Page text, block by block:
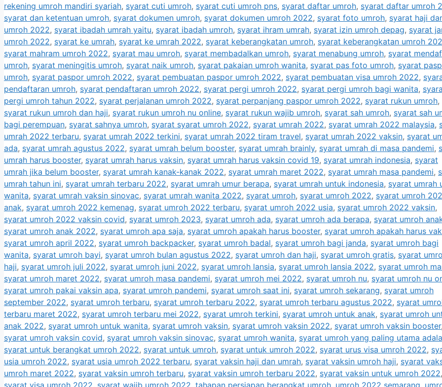
rekening umroh mandiri syariah, syarat cuti umroh, syarat cuti umroh pns, syarat daftar umroh, syarat daftar umroh
syarat dan ketentuan umroh, syarat dokumen umroh, syarat dokumen umroh 2022, syarat foto umroh, syarat haji
umroh 2022, syarat ibadah umrah yaitu, syarat ibadah umroh, syarat ihram umrah, syarat izin umroh depag, syarat
umroh 2022, syarat ke umrah, syarat ke umrah 2022, syarat keberangkatan umroh, syarat keberangkatan umroh
syarat mahram umroh 2022, syarat mau umroh, syarat membadalkan umroh, syarat menabung umroh, syarat
umroh, syarat meningitis umroh, syarat naik umroh, syarat pakaian umroh wanita, syarat pas foto umroh, syarat
umroh, syarat paspor umroh 2022, syarat pembuatan paspor umroh 2022, syarat pembuatan visa umroh 2022,
pendaftaran umroh, syarat pendaftaran umroh 2022, syarat pergi umroh 2022, syarat pergi umroh bagi wanita,
pergi umroh tahun 2022, syarat perjalanan umroh 2022, syarat perpanjang paspor umroh 2022, syarat rukun umroh,
syarat rukun umroh dan haji, syarat rukun umroh nu online, syarat rukun wajib umroh, syarat sah umroh, syarat sah
bagi perempuan, syarat sahnya umroh, syarat syarat umroh 2022, syarat umrah 2022, syarat umrah 2022 malaysia,
umrah 2022 terbaru, syarat umrah 2022 terkini, syarat umrah 2022 tiram travel, syarat umrah 2022 vaksin, syarat
ada, syarat umrah agustus 2022, syarat umrah belum booster, syarat umrah brainly, syarat umrah di masa pandemi,
umrah harus booster, syarat umrah harus vaksin, syarat umrah harus vaksin covid 19, syarat umrah indonesia, syarat
umrah jika belum booster, syarat umrah kanak-kanak 2022, syarat umrah maret 2022, syarat umrah masa pandemi,
umrah tahun ini, syarat umrah terbaru 2022, syarat umrah umur berapa, syarat umrah untuk indonesia, syarat umrah
wanita, syarat umrah vaksin sinovac, syarat umrah wanita 2022, syarat umroh, syarat umroh 2022, syarat umroh
anak, syarat umroh 2022 kemenag, syarat umroh 2022 terbaru, syarat umroh 2022 usia, syarat umroh 2022 vaksin,
syarat umroh 2022 vaksin covid, syarat umroh 2023, syarat umroh ada, syarat umroh ada berapa, syarat umroh
syarat umroh anak 2022, syarat umroh apa saja, syarat umroh apakah harus booster, syarat umroh apakah harus
syarat umroh april 2022, syarat umroh backpacker, syarat umroh badal, syarat umroh bagi janda, syarat umroh bagi
wanita, syarat umroh bayi, syarat umroh bulan agustus 2022, syarat umroh dan haji, syarat umroh gratis, syarat
haji, syarat umroh juli 2022, syarat umroh juni 2022, syarat umroh lansia, syarat umroh lansia 2022, syarat umroh
syarat umroh maret 2022, syarat umroh masa pandemi, syarat umroh mei 2022, syarat umroh nu, syarat umroh nu
syarat umroh pakai vaksin apa, syarat umroh pandemi, syarat umroh saat ini, syarat umroh sekarang, syarat umroh
september 2022, syarat umroh terbaru, syarat umroh terbaru 2022, syarat umroh terbaru agustus 2022, syarat
terbaru maret 2022, syarat umroh terbaru mei 2022, syarat umroh terkini, syarat umroh untuk anak, syarat umroh
anak 2022, syarat umroh untuk wanita, syarat umroh vaksin, syarat umroh vaksin 2022, syarat umroh vaksin booster,
syarat umroh vaksin covid, syarat umroh vaksin sinovac, syarat umroh wanita, syarat umroh yang paling utama
syarat untuk berangkat umroh 2022, syarat untuk umroh, syarat untuk umroh 2022, syarat urus visa umroh 2022,
usia umroh 2022, syarat usia umroh 2022 terbaru, syarat vaksin haji dan umrah, syarat vaksin umroh haji, syarat
umroh maret 2022, syarat vaksin umroh terbaru, syarat vaksin umroh terbaru 2022, syarat vaksin untuk umroh 2022,
syarat visa umroh 2022, syarat wajib umroh 2022, tahapan persiapan berangkat umroh, umroh 2022 semarang,